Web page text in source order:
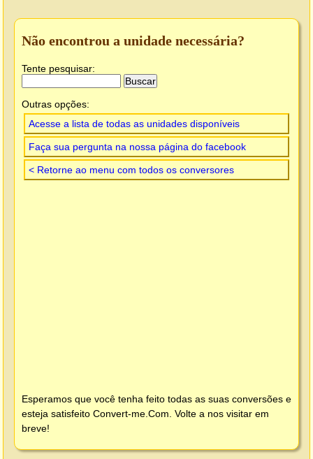
Não encontrou a unidade necessária?
Tente pesquisar:
Outras opções:
Acesse a lista de todas as unidades disponíveis
Faça sua pergunta na nossa página do facebook
< Retorne ao menu com todos os conversores
Esperamos que você tenha feito todas as suas conversões e
esteja satisfeito Convert-me.Com . Volte a nos visitar em
breve!